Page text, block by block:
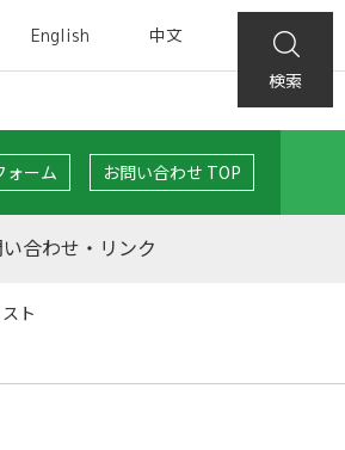
English
中文
検索
ォーム お問い合わせ TOP
合わせ・リンク
ト